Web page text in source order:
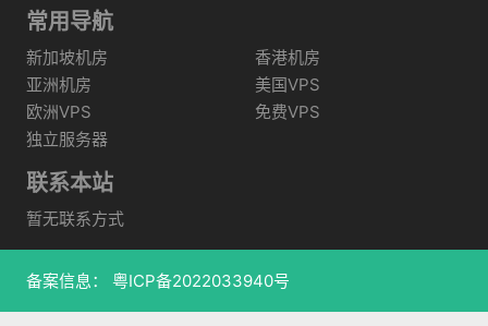
常用导航
新加坡机房
香港机房
亚洲机房
美国VPS
欧洲VPS
免费VPS
独立服务器
联系本站
暂无联系方式
备案信息： 粤ICP备2022033940号